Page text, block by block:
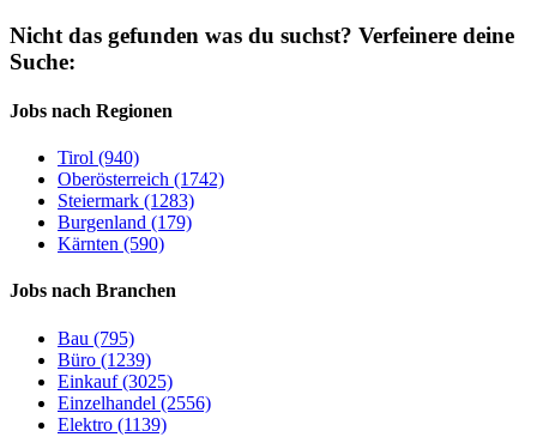
Nicht das gefunden was du suchst? Verfeinere deine
Suche:
Jobs nach Regionen
Tirol (940)
Oberösterreich (1742)
Steiermark (1283)
Burgenland (179)
Kärnten (590)
Jobs nach Branchen
Bau (795)
Büro (1239)
Einkauf (3025)
Einzelhandel (2556)
Elektro (1139)